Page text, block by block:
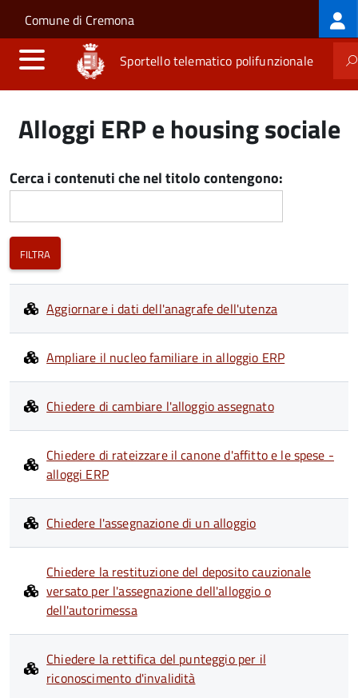
Salta al contenuto principale
Skip to site navigation
Comune di Cremona
Sportello telematico polifunzionale
Alloggi ERP e housing sociale
Cerca i contenuti che nel titolo contengono:
Aggiornare i dati dell'anagrafe dell'utenza
Ampliare il nucleo familiare in alloggio ERP
Chiedere di cambiare l'alloggio assegnato
Chiedere di rateizzare il canone d'affitto e le spese -
alloggi ERP
Chiedere l'assegnazione di un alloggio
Chiedere la restituzione del deposito cauzionale
versato per l'assegnazione dell'alloggio o
dell'autorimessa
Chiedere la rettifica del punteggio per il
riconoscimento d'invalidità